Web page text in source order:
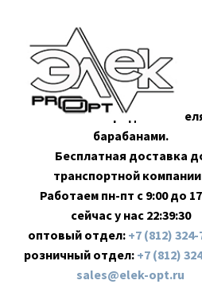
навигации
содержимому
Оптовая продажа
барабанами.
Бесплатная доставка
транспортной
Работаем пн-пт с 9:00 до
сейчас у нас 22:39:30
оптовый отдел: +7 (812)
розничный отдел: +7 (812)
sales@elek-opt.ru